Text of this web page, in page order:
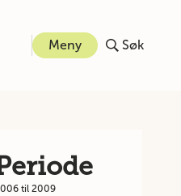
Meny Søk
til 2009